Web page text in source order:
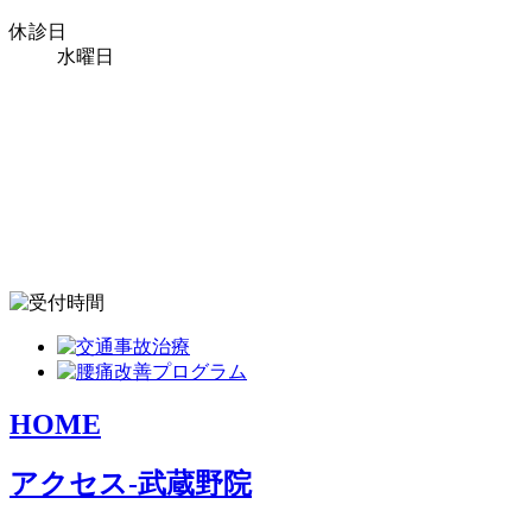
休診日
水曜日
HOME
アクセス-武蔵野院